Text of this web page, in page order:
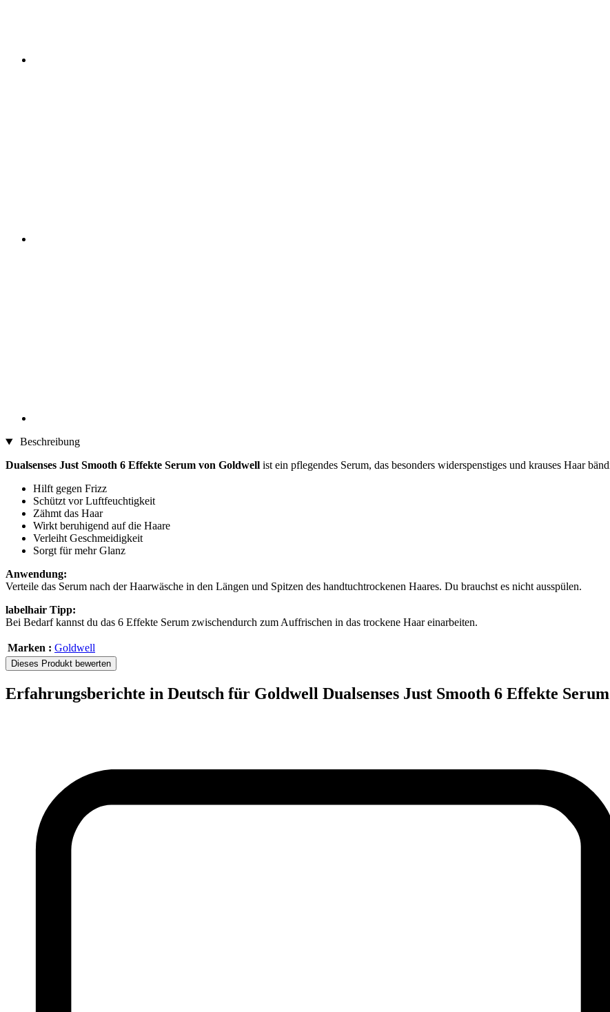
Beschreibung
Dualsenses Just Smooth 6 Effekte Serum von Goldwell ist ein pflegendes Serum, das besonders widerspenstiges und krauses Haar
Hilft gegen Frizz
Schützt vor Luftfeuchtigkeit
Zähmt das Haar
Wirkt beruhigend auf die Haare
Verleiht Geschmeidigkeit
Sorgt für mehr Glanz
Anwendung:
Verteile das Serum nach der Haarwäsche in den Längen und Spitzen des handtuchtrockenen Haares. Du brauchst es nicht ausspülen.
labelhair Tipp:
Bei Bedarf kannst du das 6 Effekte Serum zwischendurch zum Auffrischen in das trockene Haar einarbeiten.
Marken : Goldwell
Dieses Produkt bewerten
Erfahrungsberichte in Deutsch für Goldwell Dualsenses Just Smooth 6 Effekte Serum